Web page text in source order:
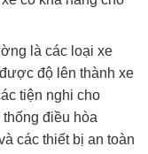
là các loại xe
độ lên thành xe
tiện nghi cho
điều hòa
các thiết bị an toàn